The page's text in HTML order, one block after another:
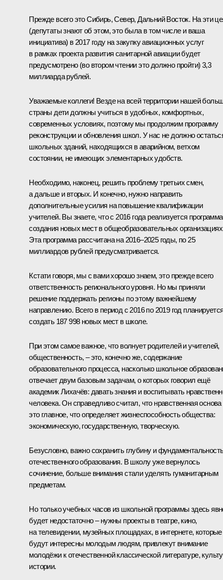
Прежде всего это Сибирь, Север, Дальний Восток. На эти
(депутаты знают об этом, это была в том числе и ваша
инициатива) в 2017 году на закупку авиационных услуг
в рамках проекта развития санитарной авиации будет
предусмотрено (во втором чтении это должно пройти) 3,3
миллиарда рублей.
Уважаемые коллеги! Везде на всей территории нашей
страны дети должны учиться в удобных, комфортных,
современных условиях, поэтому мы продолжим программу
реконструкции и обновления школ. У нас не должно
школьных зданий, находящихся в аварийном, ветхом
состоянии, не имеющих элементарных удобств.
Необходимо, наконец, решить проблему третьих смен,
а дальше и вторых. И конечно, нужно направить
дополнительные усилия на повышение квалификации
учителей. Вы знаете, что с 2016 года реализуется программа
создания новых мест в общеобразовательных
Эта программа рассчитана на 2016–2025 годы, по 25
миллиардов рублей предусматривается.
Кстати говоря, мы с вами хорошо знаем, это прежде всего
ответственность регионального уровня. Но мы приняли
решение поддержать регионы по этому важнейшему
направлению. Всего в период с 2016 по 2019 год
создать 187 998 новых мест в школе.
При этом самое важное, что волнует родителей и учителей,
общественность, – это, конечно же, содержание
образовательного процесса, насколько школьное
отвечает двум базовым задачам, о которых говорил ещё
академик Лихачёв: давать знания и воспитывать
человека. Он справедливо считал, что нравственная основа
это главное, что определяет жизнеспособность общества:
экономическую, государственную, творческую.
Безусловно, важно сохранить глубину и
отечественного образования. В школу уже вернулось
сочинение, больше внимания стали уделять гуманитарным
предметам.
Но только учебных часов из школьной программы здесь
будет недостаточно – нужны проекты в театре, кино,
на телевидении, музейных площадках, в интернете, которые
будут интересны молодым людям, привлекут внимание
молодёжи к отечественной классической литературе,
истории.